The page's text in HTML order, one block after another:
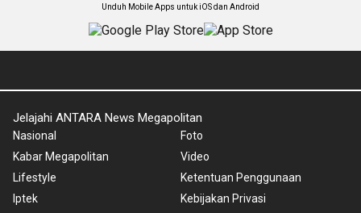
Unduh Mobile Apps untuk iOS dan Android
Jelajahi ANTARA News Megapolitan
Nasional
Kabar Megapolitan
Lifestyle
Iptek
Foto
Video
Ketentuan Penggunaan
Kebijakan Privasi